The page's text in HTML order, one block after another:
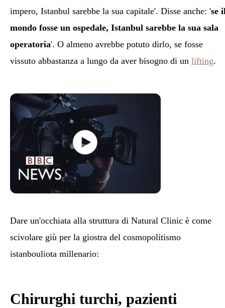
impero, Istanbul sarebbe la sua capitale'. Disse anche: 'se
mondo fosse un ospedale, Istanbul sarebbe la sua sala
operatoria'. O almeno avrebbe potuto dirlo, se fosse
vissuto abbastanza a lungo da aver bisogno di un lifting.
Dare un'occhiata alla struttura di Natural Clinic è come
scivolare giù per la giostra del cosmopolitismo
istanbouliota millenario:
Chirurghi turchi, pazienti